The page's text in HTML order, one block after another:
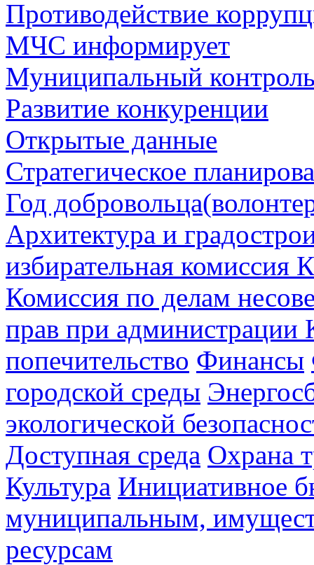
Противодействие
МЧС информирует
Муниципальный
Развитие конкуренции
Открытые данные
Стратегическое
Год
Архитектура и
избирательная комиссия
Комиссия по делам
прав при администрации
попечительство Финансы
городской среды
экологической
Доступная среда Охрана
Культура Инициативное
муниципальным,
ресурсам